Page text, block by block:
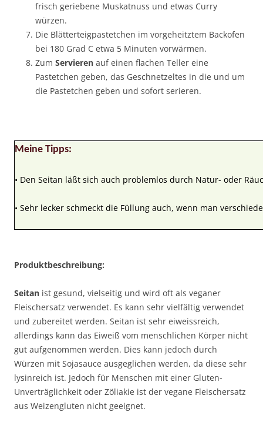
frisch geriebene Muskatnuss und etwas Curry
würzen.
Die Blätterteigpastetchen im vorgeheitztem Backofen
bei 180 Grad C etwa 5 Minuten vorwärmen.
Zum Servieren auf einen flachen Teller eine
Pastetchen geben, das Geschnetzeltes in die und um
die Pastetchen geben und sofort serieren.
Meine Tipps:
• Den Seitan läßt sich auch problemlos durch Natur- oder
• Sehr lecker schmeckt die Füllung auch, wenn man
Produktbeschreibung:
Seitan ist gesund, vielseitig und wird oft als veganer
Fleischersatz verwendet. Es kann sehr vielfältig verwendet
und zubereitet werden. Seitan ist sehr eiweissreich,
allerdings kann das Eiweiß vom menschlichen Körper nicht
gut aufgenommen werden. Dies kann jedoch durch
Würzen mit Sojasauce ausgeglichen werden, da diese sehr
lysinreich ist. Jedoch für Menschen mit einer Gluten-
Unverträglichkeit oder Zöliakie ist der vegane Fleischersatz
aus Weizengluten nicht geeignet.